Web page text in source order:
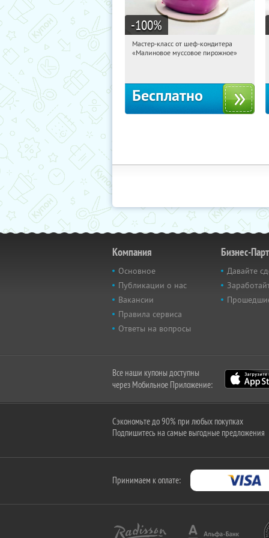
-100%
17:18:48 Получили:
Мастер-класс от шеф-кондитера
«Малиновое муссовое пирожное»
Бесплатно
Компания
Основное
Публикации о нас
Вакансии
Правила сервиса
Ответы на вопросы
Бизнес-
Давайте
Все наши купоны доступны
через Мобильное Приложение:
Сэкономьте до 90% при любых покупках
Подпишитесь на самые выгодные предложения
Принимаем к оплате: